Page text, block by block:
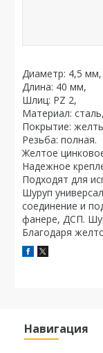
Диаметр: 4,5 мм,
Длина: 40 мм,
Шлиц: PZ 2,
Материал: сталь,
Покрытие:
Резьба: полная.
Желтое
Надежное
Подходят для
Шуруп
соединение и
фанере, ДСП.
Благодаря
Навигация